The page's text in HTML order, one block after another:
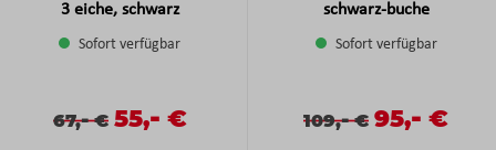
3 eiche, schwarz
Sofort verfügbar
Verkaufspreis:
Regulärer Preis:
67,-€ Verkaufspreis:
55,- €
schwarz-buche
Sofort verfügbar
Verkaufspreis:
Regulärer Preis:
109,-€ 95,- €